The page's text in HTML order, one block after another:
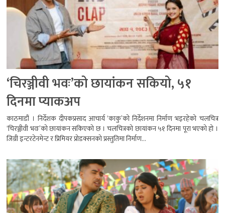
‘चिरञ्जीवी भवः’को छायांकन सकियो, ५१
दिनमा प्याकअप
काठमाडौं । निर्देशक दीपकप्रसाद आचार्य ‘काकु’को निर्देशनमा निर्माण भइरहेको चलचित्र
‘चिरञ्जीवी भवः’को छायांकन सकिएको छ । चलचित्रको छायांकन ५१ दिनमा पूरा भएको हो ।
जिग्री इन्टरटेनमेन्ट र प्रिमियर प्रोडक्सनको प्रस्तुतिमा निर्माण...